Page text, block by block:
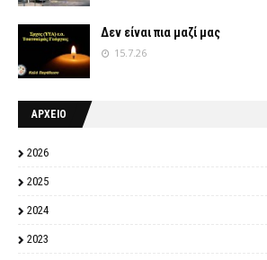
Δεν είναι πια μαζί μας
15.7.26
ΑΡΧΕΙΟ
2026
2025
2024
2023